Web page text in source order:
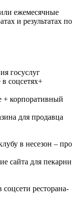
ежемесячные
и результатах по
госуслуг
соцсетях+
корпоративный
для продавца
в несезон – про
сайта для пекарни
ресторана-